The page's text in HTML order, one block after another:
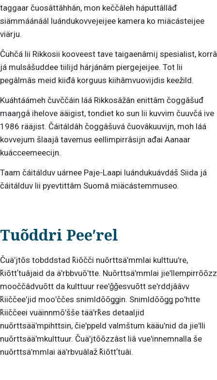
taggaar čuosâttâhhân, mon keččâleh háputtâllâđ
siämmáánáál luándukovvejeijee kamera ko miäcásteijee
viärju.
Čuhčá lii Rikkosii kooveest tave taigaenâmij spesialist, korrâ
já mulsâšuddee tiilijd hárjánâm piergejeijee. Tot lii
pegâlmâs meid kiiđâ korguus kiihâmvuovijdis keežild.
Kuáhtáámeh čuvččáin láá Rikkosâžân enittâm čoggâšuđ
maaŋgâ ihelove ääigist, tondiet ko sun lii kuvvim čuuvčá ive
1986 rääjist. Čáitáldâh čoggâšuvá čuovâkuuvijn, moh láá
kovvejum šlaajâ tavemus eellimpirrâsijn ađai Aanaar
kuácceemeecijn.
Taam čáitálduv uárnee Paje-Laapi luándukuávdáš Siida já
čáitálduv lii pyevtittâm Suomâ miäcástemmuseo.
Tuõddri Peeʹrel
Čuäʹjtõs tobddstad ǩiõčči nuõrttsäʹmmlai kulttuuʹre,
ǩiõttʼtuâjaid da äʹrbbvuõʹtte. Nuõrttsäʹmmlai jieʹllempirrõõzz
mooččâdvuõtt da kulttuur reeʹǧǧesvuõtt seʹrddjââvv
ǩiiččeeʹjid mooʹččes snimldõõǥǥin. Snimldõõǥǥ poʹhtte
ǩiiččeei vuäinnmõʹšše tääʹrǩes detaaljid
nuõrttsääʹmpihttsin, čieʹppeld valmštum kääuʹnid da jieʹlli
nuõrttsääʹmkulttuur. Čuäʹjtõõzzâst liâ vueʹinnemnalla še
nuõrttsäʹmmlai ääʹrbvuâlaž ǩiõttʼtuâi.